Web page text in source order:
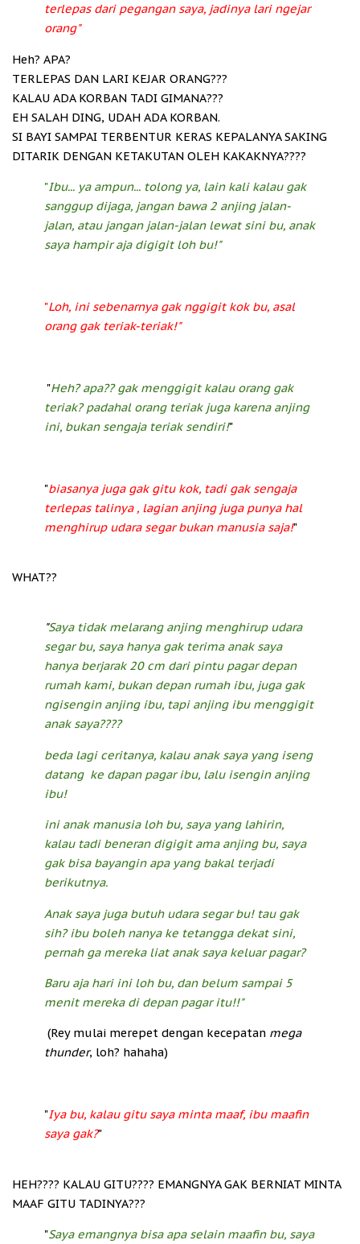
terlepas dari pegangan saya, jadinya lari ngejar
orang"
Heh? APA?
TERLEPAS DAN LARI KEJAR ORANG???
KALAU ADA KORBAN TADI GIMANA???
EH SALAH DING, UDAH ADA KORBAN.
SI BAYI SAMPAI TERBENTUR KERAS KEPALANYA SAKING
DITARIK DENGAN KETAKUTAN OLEH KAKAKNYA????
"Ibu... ya ampun... tolong ya, lain kali kalau gak
sanggup dijaga, jangan bawa 2 anjing jalan-
jalan, atau jangan jalan-jalan lewat sini bu, anak
saya hampir aja digigit loh bu!"
"Loh, ini sebenarnya gak nggigit kok bu, asal
orang gak teriak-teriak!"
"Heh? apa?? gak menggigit kalau orang gak
teriak? padahal orang teriak juga karena anjing
ini, bukan sengaja teriak sendiri!"
"biasanya juga gak gitu kok, tadi gak sengaja
terlepas talinya , lagian anjing juga punya hal
menghirup udara segar bukan manusia saja!"
WHAT??
"Saya tidak melarang anjing menghirup udara
segar bu, saya hanya gak terima anak saya
hanya berjarak 20 cm dari pintu pagar depan
rumah kami, bukan depan rumah ibu, juga gak
ngisengin anjing ibu, tapi anjing ibu menggigit
anak saya????
beda lagi ceritanya, kalau anak saya yang iseng
datang ke dapan pagar ibu, lalu isengin anjing
ibu!
ini anak manusia loh bu, saya yang lahirin,
kalau tadi beneran digigit ama anjing bu, saya
gak bisa bayangin apa yang bakal terjadi
berikutnya.
Anak saya juga butuh udara segar bu! tau gak
sih? ibu boleh nanya ke tetangga dekat sini,
pernah ga mereka liat anak saya keluar pagar?
Baru aja hari ini loh bu, dan belum sampai 5
menit mereka di depan pagar itu!!"
(Rey mulai merepet dengan kecepatan mega
thunder, loh? hahaha)
"Iya bu, kalau gitu saya minta maaf, ibu maafin
saya gak?"
HEH???? KALAU GITU???? EMANGNYA GAK BERNIAT MINTA
MAAF GITU TADINYA???
"Saya emangnya bisa apa selain maafin bu, saya